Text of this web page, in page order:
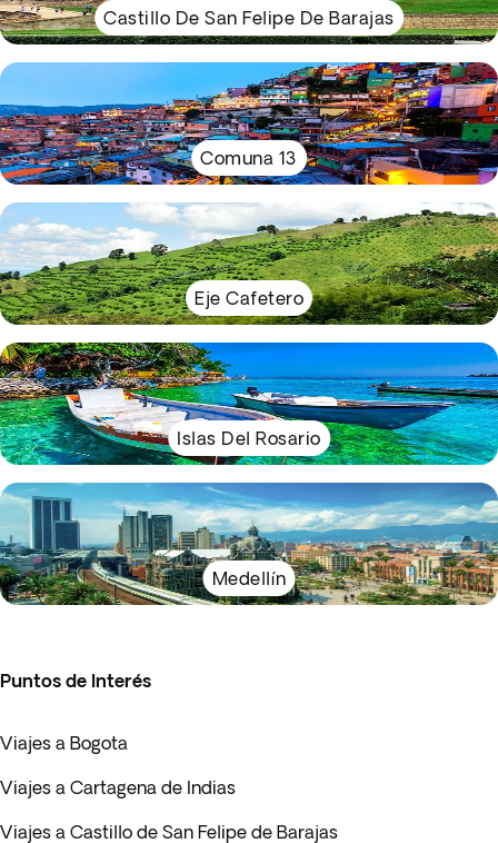
Castillo De San Felipe De Barajas
Comuna 13
Eje Cafetero
Islas Del Rosario
Medellín
Puntos de Interés
Viajes a Bogota
Viajes a Cartagena de Indias
Viajes a Castillo de San Felipe de Barajas